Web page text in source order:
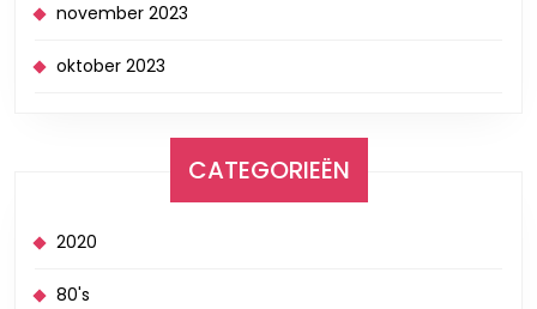
november 2023
oktober 2023
CATEGORIEËN
2020
80's